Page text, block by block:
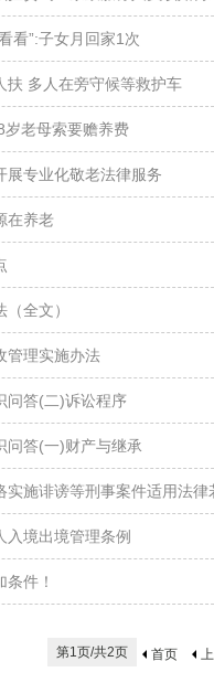
看”:子女月回家1次
扶 多人在旁守候等救护车
老母索要赡养费
展专业化敬老法律服务
在养老
全文）
管理实施办法
问答(二)诉讼程序
问答(一)财产与继承
实施诽谤等刑事案件适用法律
入境出境管理条例
件！
第1页/共2页 首页